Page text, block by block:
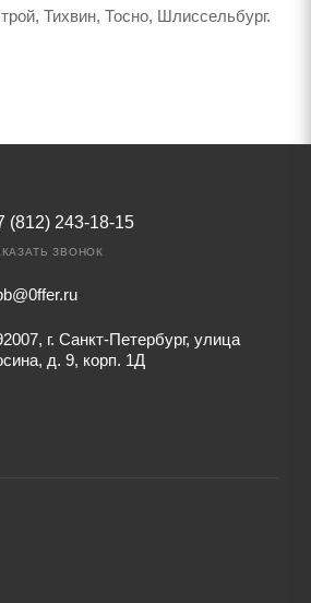
Тихвин, Тосно, Шлиссельбург.
(812) 243-18-15
ЗВОНОК
г. Санкт-Петербург, улица
д. 9, корп. 1Д